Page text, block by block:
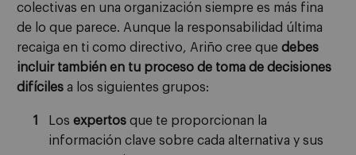
colectivas en una organización siempre es más fina
de lo que parece. Aunque la responsabilidad última
recaiga en ti como directivo, Ariño cree que debes
incluir también en tu proceso de toma de decisiones
difíciles a los siguientes grupos:
Los expertos que te proporcionan la
información clave sobre cada alternativa y sus